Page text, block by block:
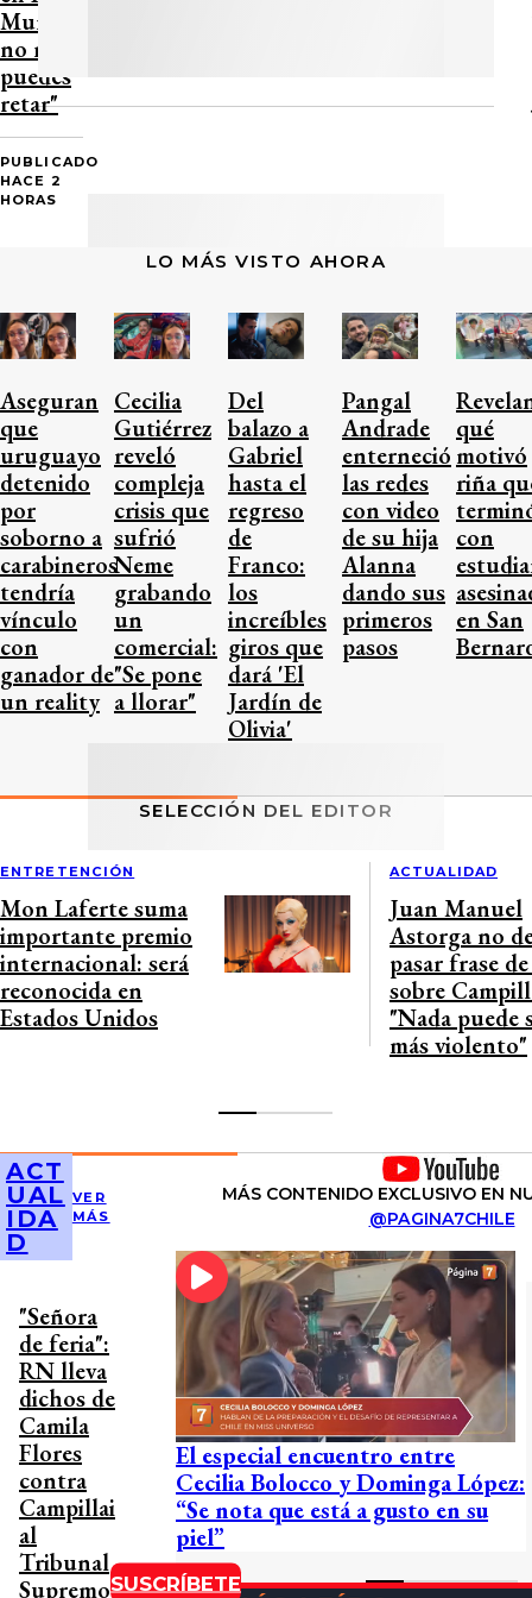
Muro;
no me
puedes
retar"
PUBLICADO
HACE 2
HORAS
LO MÁS VISTO AHORA
Aseguran
que
uruguayo
detenido
por
soborno a
carabineros
tendría
vínculo
con
ganador de
un reality
Cecilia
Gutiérrez
reveló
compleja
crisis que
sufrió
Neme
grabando
un
comercial:
"Se pone
a llorar"
Del
balazo a
Gabriel
hasta el
regreso
de
Franco:
los
increíbles
giros que
dará 'El
Jardín de
Olivia'
Pangal
Andrade
enterneció
las redes
con video
de su hija
Alanna
dando sus
primeros
pasos
qué
motivó
riña
con
en San
SELECCIÓN DEL EDITOR
ENTRETENCIÓN
Mon Laferte suma
importante premio
internacional: será
reconocida en
Estados Unidos
ACTUALIDAD
Juan Manuel
Astorga no
pasar frase
sobre
"Nada puede
más violento"
ACT
UAL
IDA
D
VER
MÁS
"Señora
de feria":
RN lleva
dichos de
Camila
Flores
contra
Campillai
al
Tribunal
Supremo
MÁS CONTENIDO EXCLUSIVO EN
@PAGINA7CHILE
El especial encuentro entre
Cecilia Bolocco y Dominga López:
“Se nota que está a gusto en su
piel”
SUSCRÍBETE